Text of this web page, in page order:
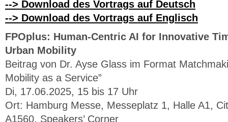
--> Download des Vortrags auf Deutsch
--> Download des Vortrags auf Englisch
FPOplus: Human-Centric AI for Innovative
Urban Mobility
Beitrag von Dr. Ayse Glass im Format
Mobility as a Service”
Di, 17.06.2025, 15 bis 17 Uhr
Ort: Hamburg Messe, Messeplatz 1, Halle A1,
A1560, Speakers’ Corner